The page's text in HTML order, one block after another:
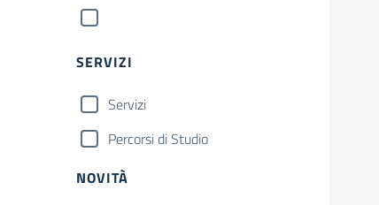
SERVIZI
Servizi
Percorsi di Studio
NOVITÀ